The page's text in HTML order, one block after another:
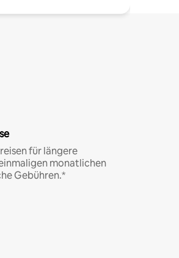
für längere
monatlichen
Gebühren.*